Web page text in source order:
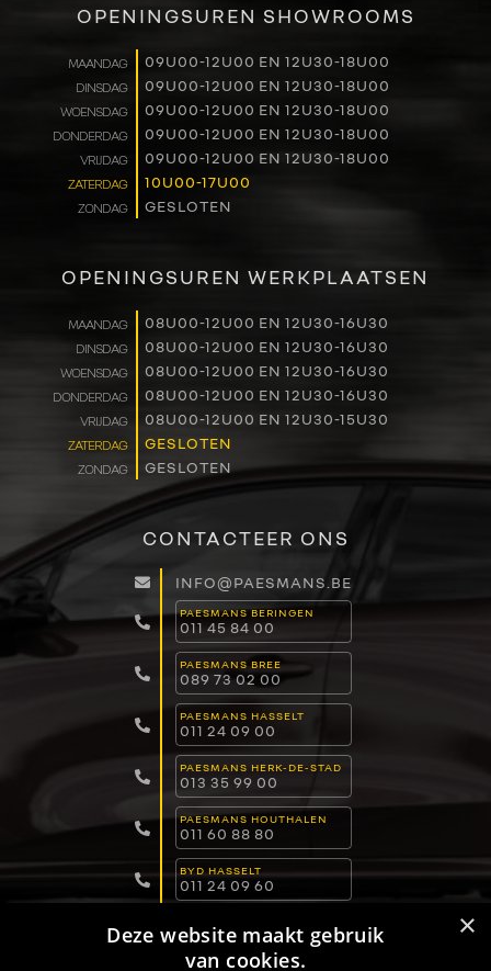
RENAULT PRO+
NAVERKOOP
VERHUUR
NIEUWS
OVER ONS
WERKEN BIJ
CONTACT
OPENINGSUREN SHOWROOMS
MAANDAG 09U00-12U00 EN 12U30-18U00
DINSDAG 09U00-12U00 EN 12U30-18U00
WOENSDAG 09U00-12U00 EN 12U30-18U00
DONDERDAG 09U00-12U00 EN 12U30-18U00
VRIJDAG 09U00-12U00 EN 12U30-18U00
ZATERDAG 10U00-17U00
ZONDAG GESLOTEN
OPENINGSUREN WERKPLAATSEN
MAANDAG 08U00-12U00 EN 12U30-16U30
DINSDAG 08U00-12U00 EN 12U30-16U30
WOENSDAG 08U00-12U00 EN 12U30-16U30
DONDERDAG 08U00-12U00 EN 12U30-16U30
VRIJDAG 08U00-12U00 EN 12U30-15U30
ZATERDAG GESLOTEN
ZONDAG GESLOTEN
CONTACTEER ONS
INFO@PAESMANS.BE
PAESMANS BERINGEN
011 45 84 00
PAESMANS BREE
089 73 02 00
PAESMANS HASSELT
011 24 09 00
PAESMANS HERK-DE-STAD
013 35 99 00
PAESMANS HOUTHALEN
011 60 88 80
BYD HASSELT
011 24 09 60
011 15 04 00 ×
Deze website maakt gebruik
van cookies.